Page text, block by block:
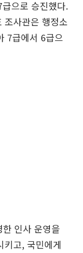
으로 승진했다.
조사관은 행정소
7급에서 6급으
인사 운영을
키고, 국민에게